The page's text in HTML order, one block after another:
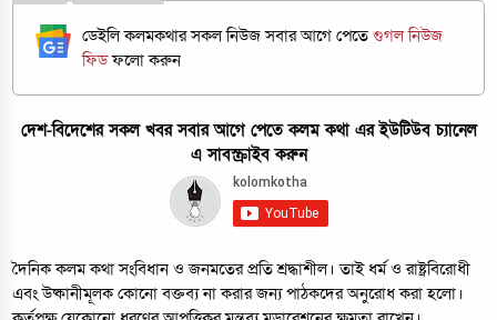
ডেইলি কলমকথার সকল নিউজ সবার আগে পেতেগুগল নিউজ
ফিডফলো করুন
দেশ-বিদেশের সকল খবর সবার আগে পেতে কলম কথা এর ইউটিউব চ্যানেল
এ সাবস্ক্রাইব করুন
দৈনিক কলম কথা সংবিধান ও জনমতের প্রতি শ্রদ্ধাশীল। তাই ধর্ম ও রাষ্ট্রবিরোধী
এবং উষ্কানীমূলক কোনো বক্তব্য না করার জন্য পাঠকদের অনুরোধ করা হলো।